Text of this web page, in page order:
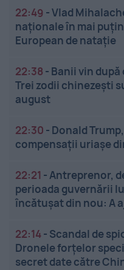
22:49 -Vlad
naționale în mai
European de nataţie
22:38 - Banii vin
Trei zodii chinezești
august
22:30 - Donald
compensații uriașe
22:21 -Antreprenor,
perioada guvernării
încătuşat din nou: A
22:14- Scandal de
Dronele forțelor
secret date către